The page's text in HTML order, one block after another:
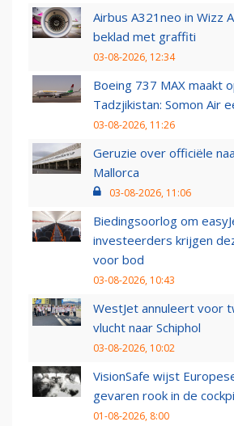
Airbus A321neo in Wizz
beklad met graffiti
03-08-2026, 12:34
Boeing 737 MAX maakt
Tadzjikistan: Somon Air
03-08-2026, 11:26
Geruzie over officiële
Mallorca
03-08-2026, 11:06
Biedingsoorlog om
investeerders krijgen
voor bod
03-08-2026, 10:43
WestJet annuleert voor
vlucht naar Schiphol
03-08-2026, 10:02
VisionSafe wijst
gevaren rook in de
01-08-2026, 8:00